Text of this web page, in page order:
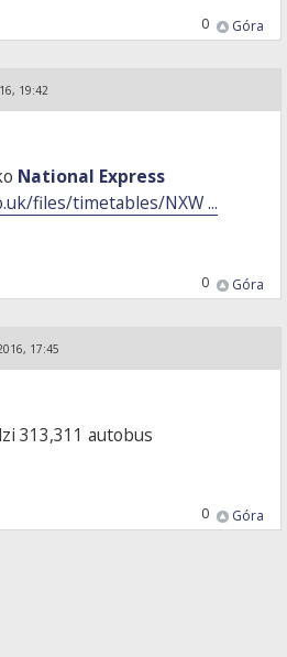
Góra
0
19:42
National Express
files/timetables/NXW ...
Góra
0
17:45
313,311 autobus
Góra
0